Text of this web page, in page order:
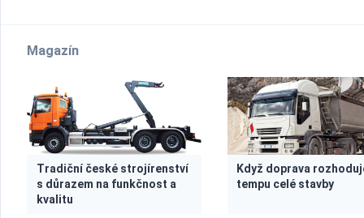
Magazín
Tradiční české strojírenství
s důrazem na funkčnost a
kvalitu
Když doprava
tempu celé stavby